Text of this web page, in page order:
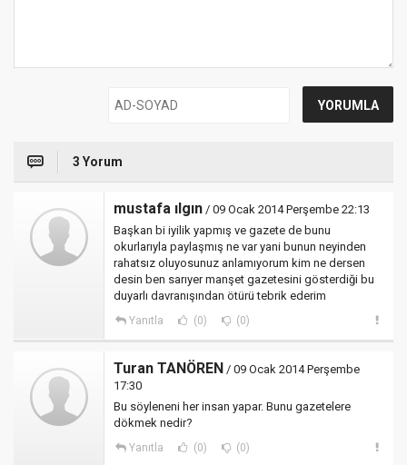
3 Yorum
mustafa ılgın / 09 Ocak 2014 Perşembe 22:13
Başkan bi iyilik yapmış ve gazete de bunu
okurlarıyla paylaşmış ne var yani bunun neyinden
rahatsız oluyosunuz anlamıyorum kim ne dersen
desin ben sarıyer manşet gazetesini gösterdiği bu
duyarlı davranışından ötürü tebrik ederim
Yanıtla (0) (0)
Turan TANÖREN / 09 Ocak 2014 Perşembe
17:30
Bu söyleneni her insan yapar. Bunu gazetelere
dökmek nedir?
Yanıtla (0) (0)